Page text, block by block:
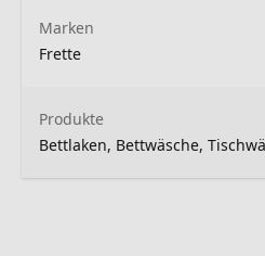
Marken
Frette
Produkte
Bettlaken, Bettwäsche,